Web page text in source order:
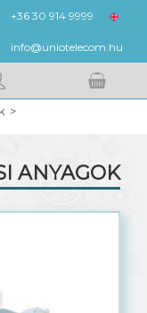
+36 30 914 9999
HUN
info@uniotelecom.hu
ANYAGOK